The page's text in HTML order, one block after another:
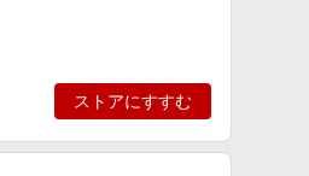
ストアにすすむ